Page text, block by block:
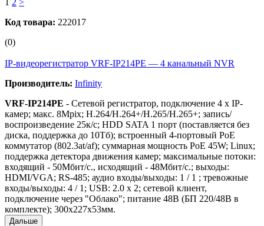
Код товара: 222017
(0)
IP-видеорегистратор VRF-IP214PE — 4 канальный NVR
Производитель: Infinity
VRF-IP214PE - Сетевой регистратор, подключение 4 х IP-
камер; макс. 8Mpix; H.264/H.264+/H.265/H.265+; запись/
воспроизведение 25к/с; HDD SATA 1 порт (поставляется без
диска, поддержка до 10Тб); встроенный 4-портовый PoE
коммутатор (802.3at/af); cуммарная мощность PoE 45W; Linux;
поддержка детектора движения камер; максимальные потоки:
входящий - 50Мбит/с., исходящий - 48Мбит/с.; выходы:
HDMI/VGA; RS-485; аудио входы/выходы: 1 / 1 ; тревожные
входы/выходы: 4 / 1; USB: 2.0 x 2; сетевой клиент,
подключение через "Облако"; питание 48В (БП 220/48В в
комплекте); 300x227x53мм.
Дальше